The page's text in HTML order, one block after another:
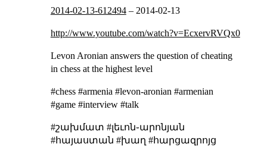
2014-02-13-612494– 2014-02-13
http://www.youtube.com/watch?v=EcxervRVQx0
Levon Aronian answers the question of cheating
in chess at the highest level
#chess #armenia #levon-aronian #armenian
#game #interview #talk
#շախմատ #լեւոն֊արոնյան
#հայաստան #խաղ #հարցազրոյց